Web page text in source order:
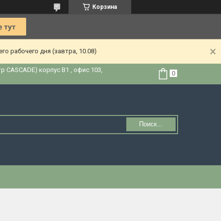
Корзина
рабочего дня (завтра, 10.08)
CASCADE) корпус В1 , офис 103,
Поиск...